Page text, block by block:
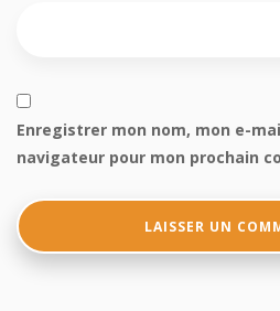
Enregistrer mon nom, mon e-
navigateur pour mon prochain